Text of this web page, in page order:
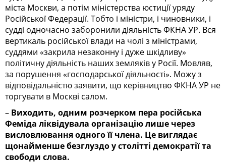
міста Москви, а потім міністерства юстиції уряду
Російської Федерації. Тобто і міністри, і чиновники, і
судді одночасно заборонили діяльність ФКНА УР. Вся
вертикаль російської влади на чолі з міністрами,
суддями «закрила незаконну і дуже шкідливу»
політичну діяльність наших земляків у Росії. Мовляв,
за порушення «господарської діяльності». Можу з
відповідальністю заявити, що керівництво ФКНА УР не
торгувати в Москві салом.
– Виходить, одним розчерком пера російська
Феміда ліквідувала організацію лише через
висловлювання одного її члена. Це виглядає
щонайменше безглуздо у столітті демократії та
свободи слова.